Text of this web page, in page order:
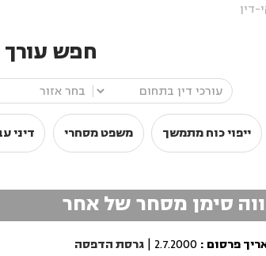
דין
חפש עורך
ייפוי כוח מתמשך משפט מסחרי דיני
סימן מסחר של אחר
פרסום :
2.7.2000
| גרסת הדפסה